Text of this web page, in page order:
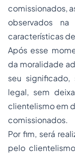
comissionados,
observados
características
Após esse
da moralidade
seu significado,
legal, sem
clientelismo em
comissionados.
Por fim, será
pelo